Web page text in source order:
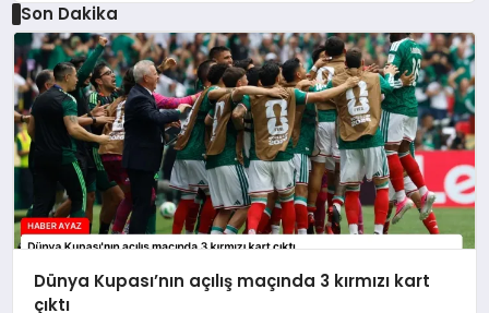
Son Dakika
Dünya Kupası’nın açılış maçında 3 kırmızı kart
çıktı